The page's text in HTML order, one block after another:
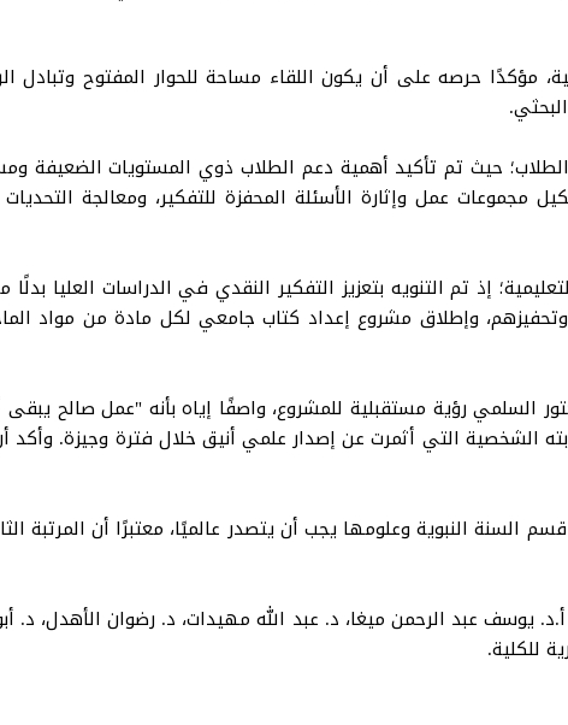
مؤكدًا حرصه على أن يكون اللقاء مساحة للحوار المفتوح وتبادل
حيث تم تأكيد أهمية دعم الطلاب ذوي المستويات الضعيفة
مجموعات عمل وإثارة الأسئلة المحفزة للتفكير، ومعالجة
إذ تم التنويه بتعزيز التفكير النقدي في الدراسات العليا
الشخصية التي أثمرت عن إصدار علمي أنيق خلال فترة وجيزة.
السنة النبوية وعلومها يجب أن يتصدر عالميًا، معتبرًا أن المرتبة
يوسف عبد الرحمن ميغا، د. عبد الله مهيدات، د. رضوان الأهدل، د.
للكلية.